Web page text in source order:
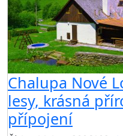
Chalupa Nové
lesy, krásná
přípojení